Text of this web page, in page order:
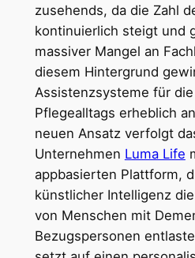
zusehends, da die Zahl
kontinuierlich steigt und
massiver Mangel an
diesem Hintergrund
Assistenzsysteme für
Pflegealltags erheblich
neuen Ansatz verfolgt
Unternehmen Luma Life
appbasierten Plattform,
künstlicher Intelligenz
von Menschen mit
Bezugspersonen